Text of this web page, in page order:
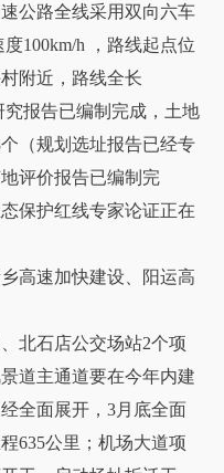
路全线采用双向六车
100km/h ，路线起点位
附近，路线全长
究报告已编制完成，土地
（规划选址报告已经专
评价报告已编制完
保护红线专家论证正在
速加快建设、阳运高
石店公交场站2个项
道主通道要在今年内建
全面展开，3月底全面
635公里；机场大道项